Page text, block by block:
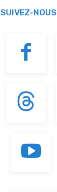
SUIVEZ-NOUS